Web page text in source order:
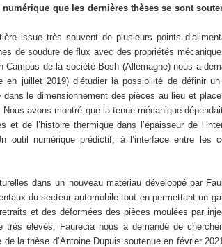
que les dernières thèses se sont
issue très souvent de plusieurs points
de soudure de flux avec des propriétés
de la société Bosh (Allemagne) nous a
juillet 2019) d’étudier la possibilité de définir un
dans le dimensionnement des pièces au lieu et place
avons montré que la tenue mécanique
de l’histoire thermique dans l’épaisseur de
outil numérique prédictif, à l’interface entre les
dans un nouveau matériau développé par
du secteur automobile tout en permettant un
et des déformées des pièces moulées par
élevés. Faurecia nous a demandé de
la thèse d’Antoine Dupuis soutenue en février